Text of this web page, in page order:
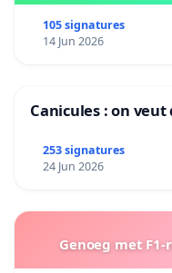
105 signatures
14 Jun 2026
Canicules : on
253 signatures
24 Jun 2026
Genoeg met